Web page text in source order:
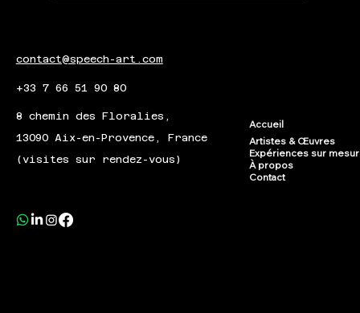
contact@speech-art.com
+33 7 66 51 90 80
8 chemin des Floralies,
13090 Aix-en-Provence, France
(visites sur rendez-vous)
Accueil
Artistes & Œuvres
Expériences sur
À propos
Contact